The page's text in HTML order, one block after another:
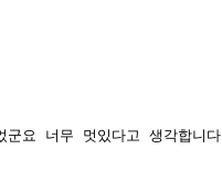
군요 너무 멋있다고 생각합니다